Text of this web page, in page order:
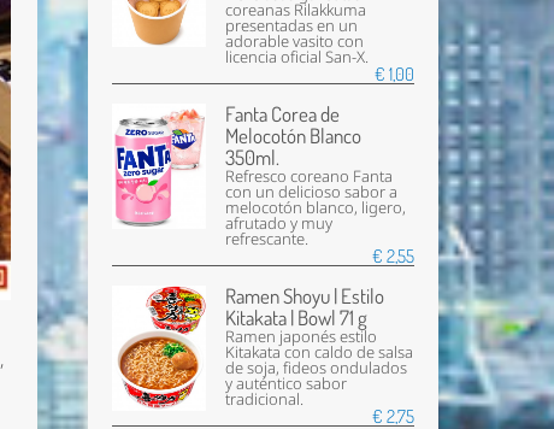
,
coreanas Rilakkuma
presentadas en un
adorable vasito con
licencia oficial San-X.
€ 1,00
Fanta Corea de
Melocotón Blanco
350ml.
Refresco coreano Fanta
con un delicioso sabor a
melocotón blanco, ligero,
afrutado y muy
refrescante.
€ 2,55
Ramen Shoyu | Estilo
Kitakata | Bowl 71 g
Ramen japonés estilo
Kitakata con caldo de salsa
de soja, fideos ondulados
y auténtico sabor
tradicional.
€ 2,75